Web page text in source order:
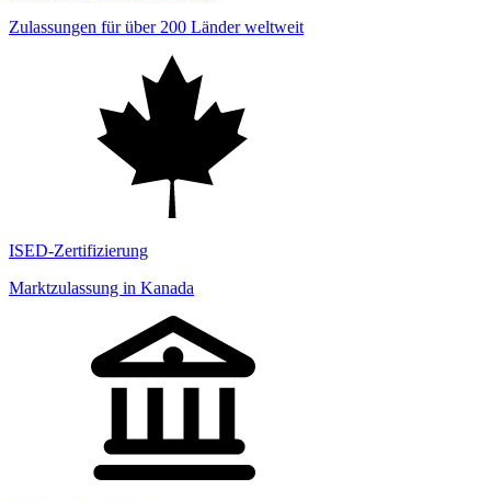
Zulassungen für über 200 Länder weltweit
ISED-Zertifizierung
Marktzulassung in Kanada